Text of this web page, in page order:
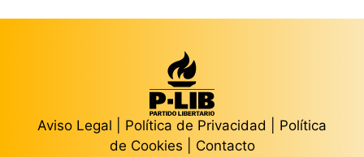
Aviso Legal Política de Privacidad
Política
de Cookies
Contacto